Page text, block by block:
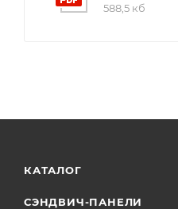
588,5 кб
КАТАЛОГ
СЭНДВИЧ-ПАНЕЛИ